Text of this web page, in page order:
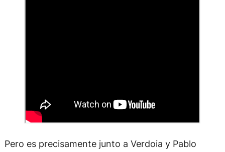
Pero es precisamente junto a Verdoia y Pablo